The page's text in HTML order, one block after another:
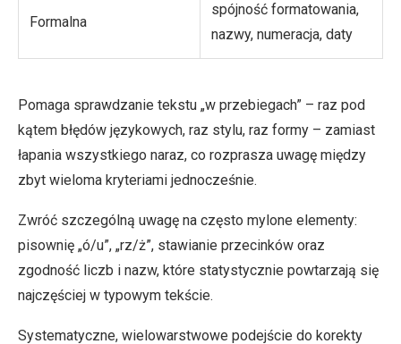
Formalna
spójność formatowania,
nazwy, numeracja, daty
Pomaga sprawdzanie tekstu „w przebiegach” – raz pod
kątem błędów językowych, raz stylu, raz formy – zamiast
łapania wszystkiego naraz, co rozprasza uwagę między
zbyt wieloma kryteriami jednocześnie.
Zwróć szczególną uwagę na często mylone elementy:
pisownię „ó/u”, „rz/ż”, stawianie przecinków oraz
zgodność liczb i nazw, które statystycznie powtarzają się
najczęściej w typowym tekście.
Systematyczne, wielowarstwowe podejście do korekty